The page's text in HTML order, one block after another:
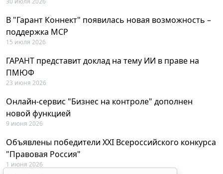
В "Гарант Коннект" появилась новая возможность –
поддержка MCP
15 июля 2026
ГАРАНТ представит доклад на тему ИИ в праве на
ПМЮФ
23 июня 2026
Онлайн-сервис "Бизнес на контроле" дополнен
новой функцией
9 июня 2026
Объявлены победители XXI Всероссийского конкурса
"Правовая Россия"
1 июня 2026